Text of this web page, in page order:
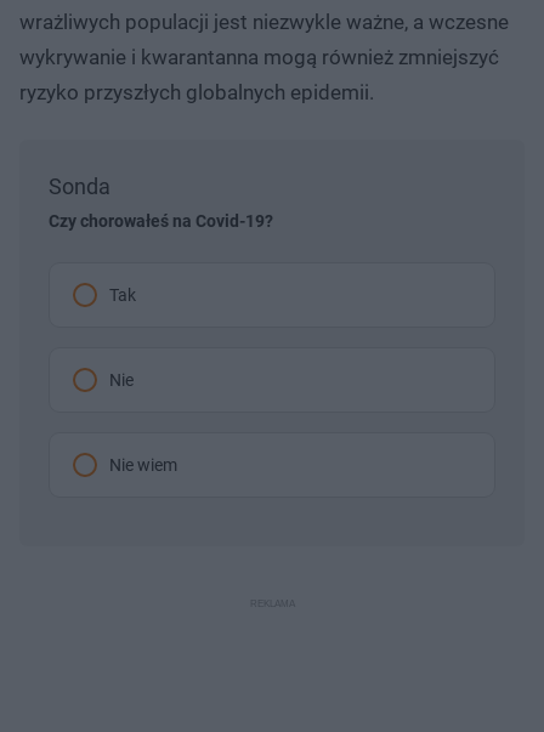
wrażliwych populacji jest niezwykle ważne, a wczesne
wykrywanie i kwarantanna mogą również zmniejszyć
ryzyko przyszłych globalnych epidemii.
Sonda
Czy chorowałeś na Covid-19?
Tak
Nie
Nie wiem